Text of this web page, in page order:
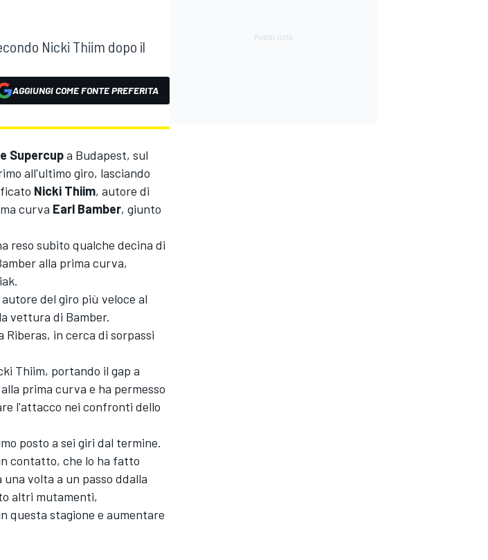
Nicki Thiim dopo il
AGGIUNGI COME FONTE PREFERITA
Supercupa Budapest, sul
all'ultimo giro, lasciando
Nicki Thiim, autore di
curva Earl Bamber, giunto
reso subito qualche decina di
alla prima curva,
del giro più veloce al
vettura di Bamber.
in cerca di sorpassi
Thiim, portando il gap a
prima curva e ha permesso
l'attacco nei confronti dello
posto a sei giri dal termine.
contatto, che lo ha fatto
una volta a un passo ddalla
altri mutamenti,
questa stagione e aumentare